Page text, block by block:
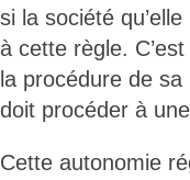
si la société
à cette règle.
la procédure de
doit procéder à
Cette autonomie